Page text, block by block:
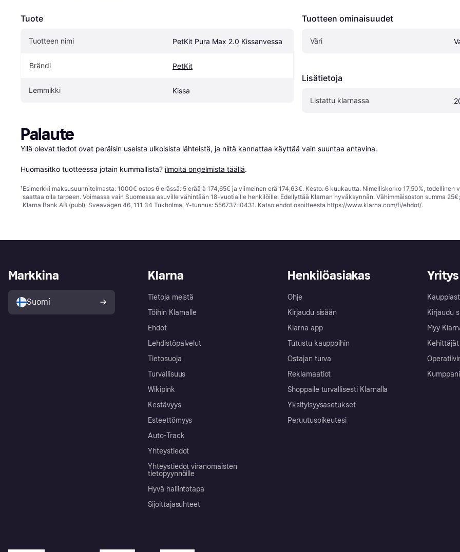
Tuote
Tuotteen nimi PetKit Pura Max 2.0 Kissanvessa
Brändi PetKit
Lemmikki Kissa
Tuotteen ominaisuudet
Väri
Lisätietoja
Listattu klarnassa
Palaute
Yllä olevat tiedot ovat peräisin useista ulkoisista lähteistä, ja niitä kannattaa käyttää vain suuntaa antavina.
Huomasitko tuotteessa jotain kummallista? ilmoita ongelmista täällä.
¹Esimerkki maksusuunnitelmasta: 1000€ ostos 6 erässä: 5 erää à 174,65€ ja viimeinen erä 174,63€. Kesto: 6 kuukautta. Nimelliskorko 17,50%,
saattaa olla tarpeen. Voimassa vain Suomessa asuville vähintään 18-vuotiaille henkilöille. Edellyttää Klarnan hyväksynnän. Vähimmäisoston summa
Klarna Bank AB (publ), Sveavägen 46, 111 34 Tukholma, Y-tunnus: 556737-0431. Katso ehdot osoitteesta https://www.klarna.com/fi/ehdot/.
Klarna
Tietoja meistä
Töihin Klarnalle
Ehdot
Lehdistöpalvelut
Tietosuoja
Turvallisuus
Wikipink
Kestävyys
Esteettömyys
Auto-Track
Yhteystiedot
Yhteystiedot viranomaisten
tietopyynnöille
Hyvä hallintotapa
Sijoittajasuhteet
Henkilöasiakas
Ohje
Kirjaudu sisään
Klarna app
Tutustu kauppoihin
Ostajan turva
Reklamaatiot
Shoppaile turvallisesti Klarnalla
Yksityisyysasetukset
Peruutusoikeutesi
Yritys
Kirjaudu
Myy
Kehittäjät
Markkina
Suomi